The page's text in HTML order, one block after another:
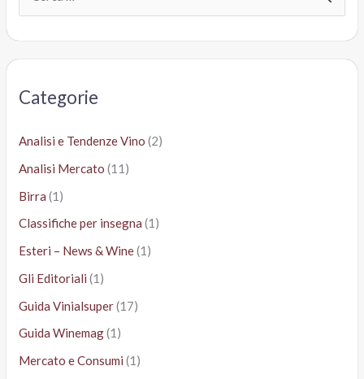
Categorie
Analisi e Tendenze Vino (2)
Analisi Mercato (11)
Birra (1)
Classifiche per insegna (1)
Esteri – News & Wine(1)
Gli Editoriali (1)
Guida Vinialsuper(17)
Guida Winemag(1)
Mercato e Consumi (1)